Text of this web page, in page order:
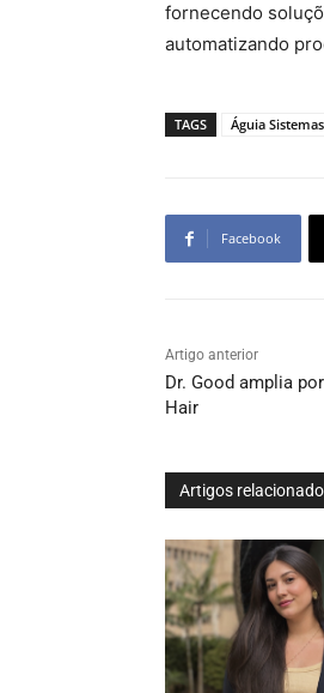
fornecendo
automatizando
TAGS Águia Sistemas
Facebook
Artigo anterior
Dr. Good amplia
Hair
Artigos